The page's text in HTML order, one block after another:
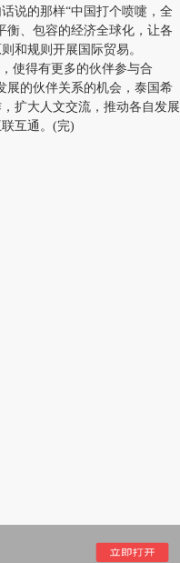
说的那样“中国打个喷嚏，全
衡、包容的经济全球化，让各
和规则开展国际贸易。
使得有更多的伙伴参与合
展的伙伴关系的机会，泰国希
扩大人文交流，推动各自发展
互通。(完)